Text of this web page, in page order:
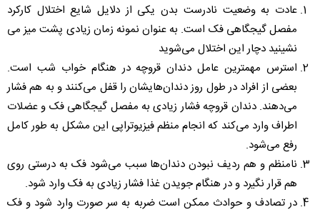
عادت به وضعیت نادرست بدن یکی از دلایل شایع اختلال کارکرد
مفصل گیجگاهی فک است. به عنوان‌ نمونه زمان زیادی پشت میز می
نشینید دچار این اختلال می‌شوید
استرس مهمترین عامل دندان قروچه در هنگام خواب شب است.
بعضی از افراد در طول روز دندان‌هایشان را قفل می‌کنند و به هم فشار
می‌دهند. دندان قروچه فشار زیادی به مفصل گیجگاهی فک و عضلات
اطراف وارد می‌کند که انجام منظم فیزیوتراپی این مشکل به طور کامل
رفع می‌شود.
نامنظم و هم ردیف نبودن دندان‌ها سبب می‌شود فک به درستی روی
هم قرار نگیرد و در هنگام جویدن غذا فشار زیادی به فک وارد شود.
در تصادف و حوادث ممکن است ضربه به سر صورت وارد شود و فک